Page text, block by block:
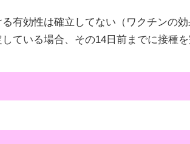
有効性は確立してない（ワクチンの
ている場合、その14日前までに接種